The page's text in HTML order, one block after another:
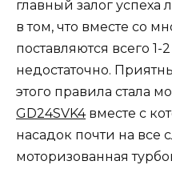
главный залог
в том, что вместе со
поставляются всего 1-
недостаточно.
этого правила стала
GD24SVK4вместе с
насадок почти на все
моторизованная